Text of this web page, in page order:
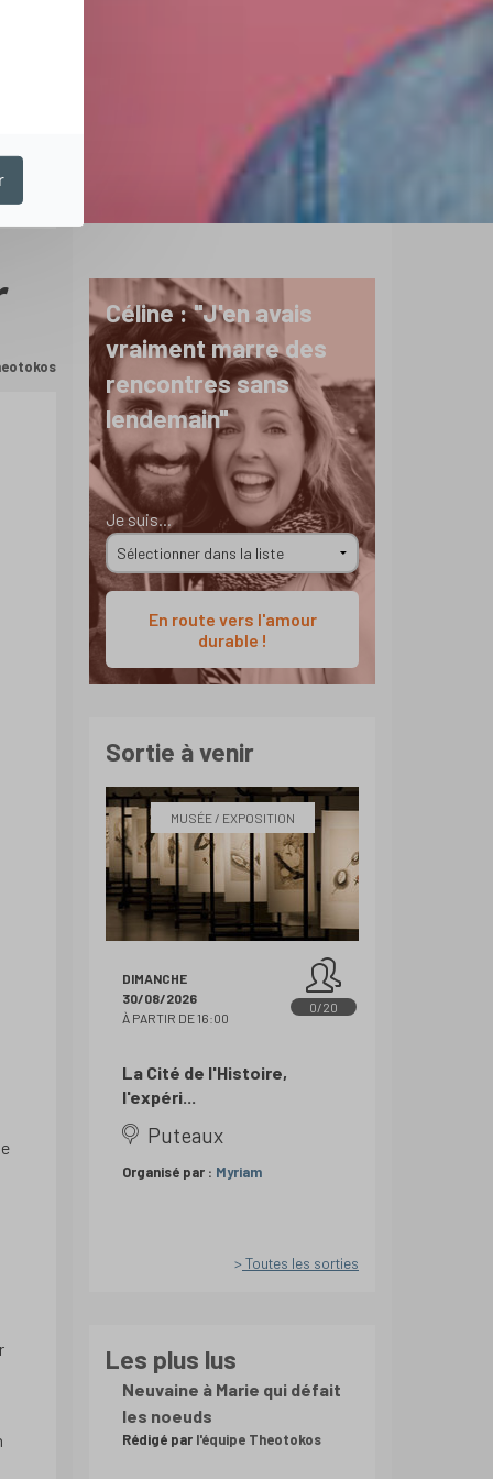
Céline : "J'en avais
vraiment marre des
rencontres sans
lendemain"
Je suis...
En route vers l'amour
durable !
Sortie à venir
MUSÉE / EXPOSITION
DIMANCHE
30/08/2026
À PARTIR DE 16:00
0/20
La Cité de l'Histoire,
l'expéri...
Puteaux
Organisé par : Myriam
Toutes les sorties
Les plus lus
Neuvaine à Marie qui défait
les noeuds
Rédigé par l'équipe Theotokos